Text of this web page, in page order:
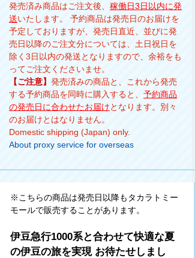
発売済み商品はご注文後、 稼働日3日以内に発
送いたします。 予約商品は発売日のお届けを
予定しておりますが、発売日直近、並びに発
売日以降のご注文分については、土日祝日を
除く3日以内の発送となりますので、余裕をも
ってご注文くださいませ。
【ご注意】 発売済みの商品と、これから発売
する予約商品を同時に購入すると、 予約商品
の発売日に合わせたお届けとなります。別々
のお届けとはなりません。
Domestic shipping (Japan) only.
About proxy service for overseas
※こちらの商品は発売日以降もタカラトミー
モールで販売することがあります。
伊豆急行1000系と合わせて快適な夏
の伊豆の旅を実現 お待たせしまし